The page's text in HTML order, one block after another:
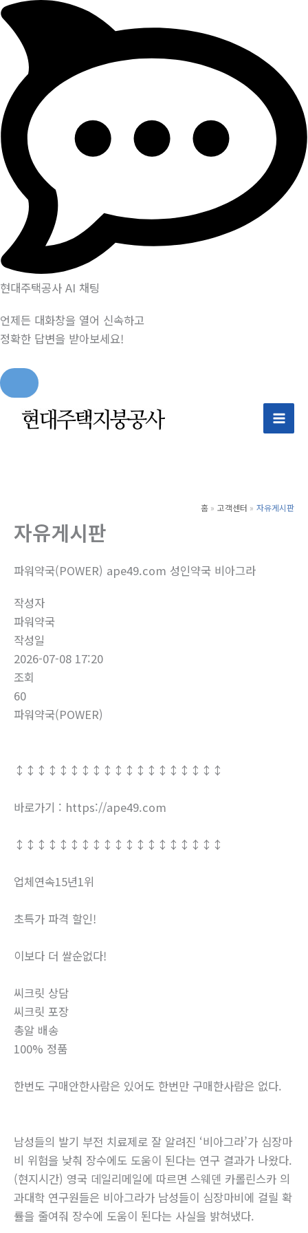
현대주택공사 AI 채팅
언제든 대화창을 열어 신속하고
정확한 답변을 받아보세요!
홈 고객센터 자유게시판
자유게시판
파워약국(POWER) ape49.com 성인약국 비아그라
작성자
파워약국
작성일
2026-07-08 17:20
조회
60
파워약국(POWER)
↕↕↕↕↕↕↕↕↕↕↕↕↕↕↕↕↕↕↕
바로가기 : https://ape49.com
↕↕↕↕↕↕↕↕↕↕↕↕↕↕↕↕↕↕↕
업체연속15년1위
초특가 파격 할인!
이보다 더 쌀순없다!
씨크릿 상담
씨크릿 포장
총알 배송
100% 정품
한번도 구매안한사람은 있어도 한번만 구매한사람은 없다.
남성들의 발기 부전 치료제로 잘 알려진 ‘비아그라’가 심장마
비 위험을 낮춰 장수에도 도움이 된다는 연구 결과가 나왔다.
(현지시간) 영국 데일리메일에 따르면 스웨덴 카롤린스카 의
과대학 연구원들은 비아그라가 남성들이 심장마비에 걸릴 확
률을 줄여줘 장수에 도움이 된다는 사실을 밝혀냈다.